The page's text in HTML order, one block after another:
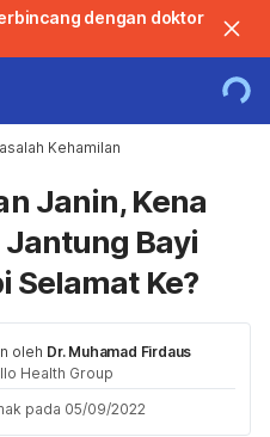
dengan doktor
Kehamilan
Janin, Kena
Bayi
Selamat Ke?
oleh Dr. Muhamad Firdaus
Health Group
pada 05/09/2022